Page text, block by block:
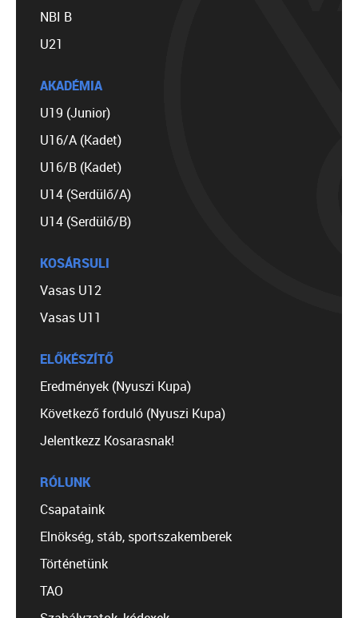
NBI B
U21
AKADÉMIA
U19 (Junior)
U16/A (Kadet)
U16/B (Kadet)
U14 (Serdülő/A)
U14 (Serdülő/B)
KOSÁRSULI
Vasas U12
Vasas U11
ELŐKÉSZÍTŐ
Eredmények (Nyuszi Kupa)
Következő forduló (Nyuszi Kupa)
Jelentkezz Kosarasnak!
RÓLUNK
Csapataink
Elnökség, stáb, sportszakemberek
Történetünk
TAO